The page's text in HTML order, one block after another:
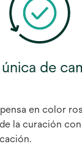
de
en color
la curación